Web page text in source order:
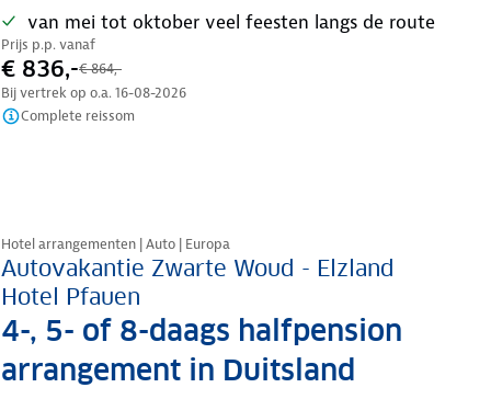
van mei tot oktober veel feesten langs de route
Prijs p.p. vanaf
€ 836,-€ 864,-
Bij vertrek op o.a. 16-08-2026
Complete reissom
Hotel arrangementen | Auto | Europa
Autovakantie Zwarte Woud - Elzland
Hotel Pfauen
4-, 5- of 8-daags halfpension
arrangement in Duitsland